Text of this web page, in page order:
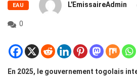
EAU L'EmissaireAdmin
0
En 2025, le gouvernement togolais